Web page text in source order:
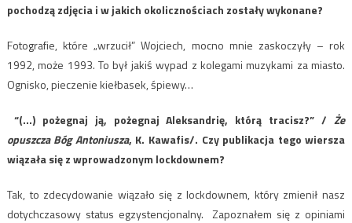
pochodzą zdjęcia i w jakich okolicznościach zostały wykonane?
Fotografie, które „wrzucił” Wojciech, mocno mnie zaskoczyły – rok
1992, może 1993. To był jakiś wypad z kolegami muzykami za miasto.
Ognisko, pieczenie kiełbasek, śpiewy…
“(…) pożegnaj ją, pożegnaj Aleksandrię, którą tracisz?” /Że
opuszcza Bóg Antoniusza, K. Kawafis/. Czy publikacja tego wiersza
wiązała się z wprowadzonym lockdownem?
Tak, to zdecydowanie wiązało się z lockdownem, który zmienił nasz
dotychczasowy status egzystencjonalny. Zapoznałem się z opiniami